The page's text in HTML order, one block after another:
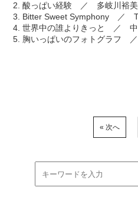
2. 酸っぱい経験 ／ 多岐川裕美
3. Bitter Sweet Symphony ／
4. 世界中の誰よりきっと ／ 中
5. 胸いっぱいのフォトグラフ
« 次へ